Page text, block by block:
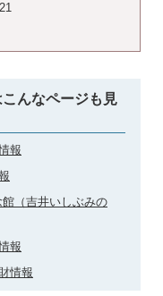
んなページも見
報
（吉井いしぶみの
報
情報